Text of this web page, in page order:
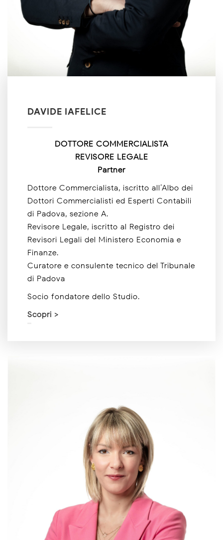
DAVIDE IAFELICE
DOTTORE COMMERCIALISTA
REVISORE LEGALE
Partner
Dottore Commercialista, iscritto all’Albo dei
Dottori Commercialisti ed Esperti Contabili
di Padova, sezione A.
Revisore Legale, iscritto al Registro dei
Revisori Legali del Ministero Economia e
Finanze.
Curatore e consulente tecnico del Tribunale
di Padova
Socio fondatore dello Studio.
Scopri >